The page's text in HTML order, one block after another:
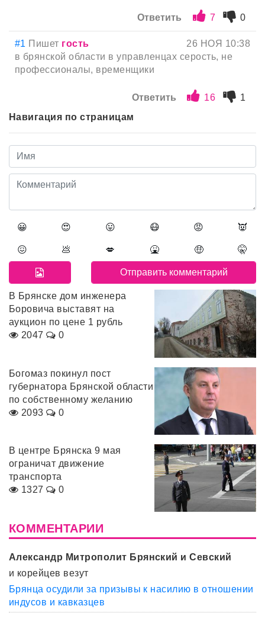
Ответить 7 0
#1 Пишет гость
26 НОЯ 10:38
в брянской области в управленцах серость, не
профессионалы, временщики
Ответить 16
1
Навигация по страницам
😀 😍 😛 😷 😡 👿
😖 💩 💋 🤮 🤑 🤫
В Брянске дом инженера
Боровича выставят на
аукцион по цене 1 рубль
2047
0
Богомаз покинул пост
губернатора Брянской области
по собственному желанию
2093
0
В центре Брянска 9 мая
ограничат движение
транспорта
1327
0
КОММЕНТАРИИ
Александр Митрополит Брянский и Севский
и корейцев везут
Брянца осудили за призывы к насилию в отношении
индусов и кавказцев